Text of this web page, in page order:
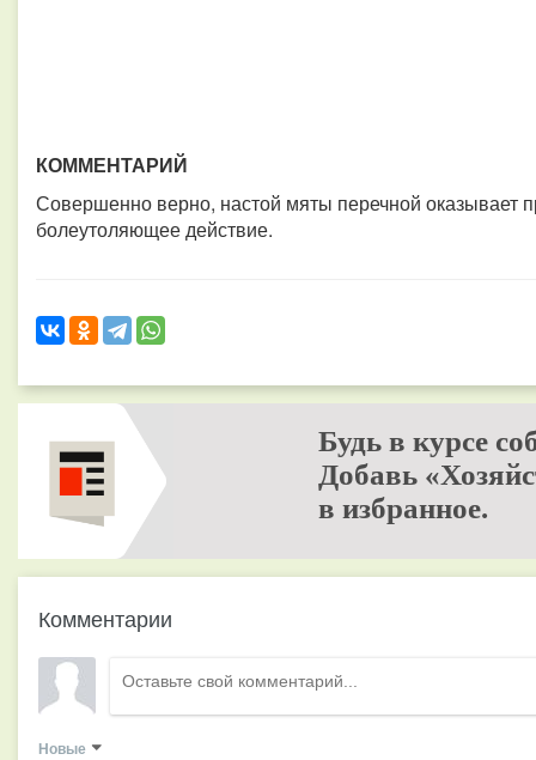
КОММЕНТАРИЙ
Совершенно верно, настой мяты перечной оказывает
болеутоляющее действие.
Будь в курсе
Добавь
в избранное.
Комментарии
Новые